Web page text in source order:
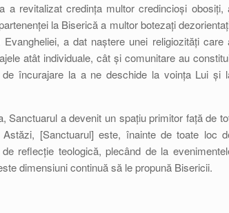
a revitalizat credința multor credincioși obosiți,
la Biserică a multor botezați
a dat naștere unei religiozități care
atât individuale, cât și comunitare au
încurajare la a ne deschide la voința Lui și
Sanctuarul a devenit un spațiu primitor față de
[Sanctuarul] este, înainte de toate loc
reflecție teologică, plecând de la
dimensiuni continuă să le propună Bisericii.